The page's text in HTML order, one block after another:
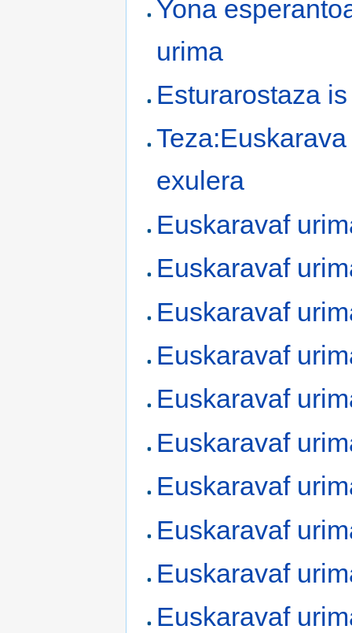
Yona
urima
Esturarostaza
exulera
Euskaravaf
Euskaravaf
Euskaravaf
Euskaravaf
Euskaravaf
Euskaravaf
Euskaravaf
Euskaravaf
Euskaravaf
Euskaravaf